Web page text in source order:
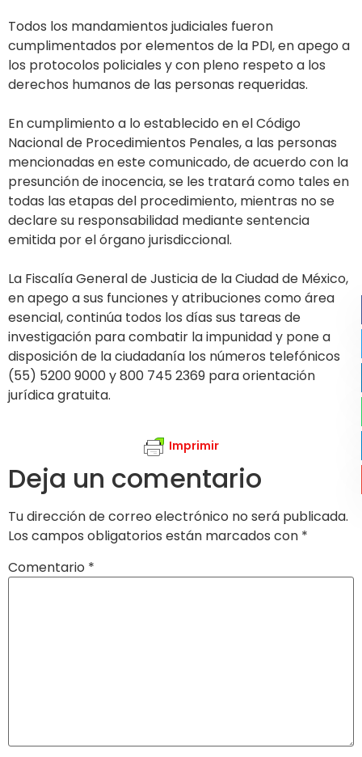
Todos los mandamientos judiciales fueron
cumplimentados por elementos de la PDI, en apego a
los protocolos policiales y con pleno respeto a los
derechos humanos de las personas requeridas.
En cumplimiento a lo establecido en el Código
Nacional de Procedimientos Penales, a las personas
mencionadas en este comunicado, de acuerdo con la
presunción de inocencia, se les tratará como tales en
todas las etapas del procedimiento, mientras no se
declare su responsabilidad mediante sentencia
emitida por el órgano jurisdiccional.
La Fiscalía General de Justicia de la Ciudad de México,
en apego a sus funciones y atribuciones como área
esencial, continúa todos los días sus tareas de
investigación para combatir la impunidad y pone a
disposición de la ciudadanía los números telefónicos
(55) 5200 9000 y 800 745 2369 para orientación
jurídica gratuita.
Imprimir
Deja un comentario
Tu dirección de correo electrónico no será publicada.
Los campos obligatorios están marcados con *
Comentario *